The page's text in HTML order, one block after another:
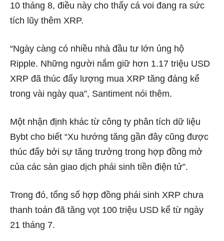
10 tháng 8, điều này cho thấy cá voi đang ra sức
tích lũy thêm XRP.
“Ngày càng có nhiều nhà đầu tư lớn ủng hộ
Ripple. Những người nắm giữ hơn 1.17 triệu USD
XRP đã thúc đẩy lượng mua XRP tăng đáng kể
trong vài ngày qua”, Santiment nói thêm.
Một nhận định khác từ công ty phân tích dữ liệu
Bybt cho biết “Xu hướng tăng gần đây cũng được
thúc đẩy bởi sự tăng trưởng trong hợp đồng mở
của các sàn giao dịch phái sinh tiền điện tử”.
Trong đó, tổng số hợp đồng phái sinh XRP chưa
thanh toán đã tăng vọt 100 triệu USD kể từ ngày
21 tháng 7.